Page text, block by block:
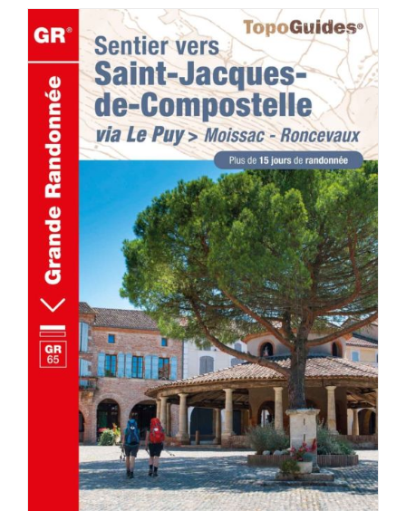
AJOUTER AU PANIER / DÉTAILS